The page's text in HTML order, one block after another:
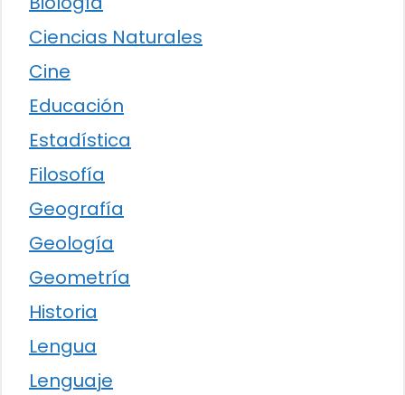
Ciencias Naturales
Cine
Educación
Estadística
Filosofía
Geografía
Geología
Geometría
Historia
Lengua
Lenguaje